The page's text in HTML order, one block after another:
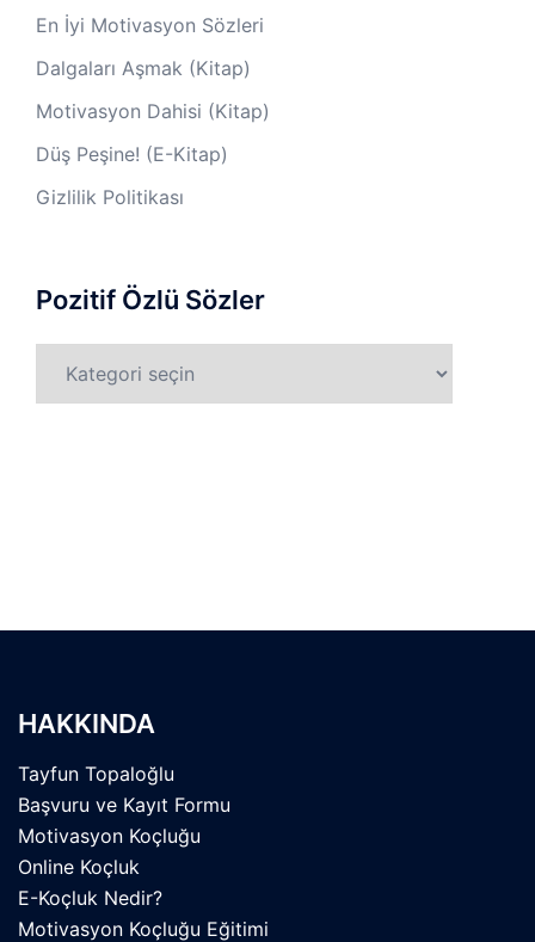
En İyi Motivasyon Sözleri
Dalgaları Aşmak (Kitap)
Motivasyon Dahisi (Kitap)
Düş Peşine! (E-Kitap)
Gizlilik Politikası
Pozitif Özlü Sözler
HAKKINDA
Tayfun Topaloğlu
Başvuru ve Kayıt Formu
Motivasyon Koçluğu
Online Koçluk
E-Koçluk Nedir?
Motivasyon Koçluğu Eğitimi